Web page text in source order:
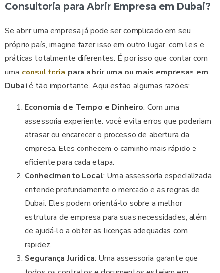
Consultoria para Abrir Empresa em Dubai?
Se abrir uma empresa já pode ser complicado em seu
próprio país, imagine fazer isso em outro lugar, com leis e
práticas totalmente diferentes. É por isso que contar com
uma consultoria para abrir uma ou mais empresas em
Dubai é tão importante. Aqui estão algumas razões:
Economia de Tempo e Dinheiro: Com uma
assessoria experiente, você evita erros que poderiam
atrasar ou encarecer o processo de abertura da
empresa. Eles conhecem o caminho mais rápido e
eficiente para cada etapa.
Conhecimento Local: Uma assessoria especializada
entende profundamente o mercado e as regras de
Dubai. Eles podem orientá-lo sobre a melhor
estrutura de empresa para suas necessidades, além
de ajudá-lo a obter as licenças adequadas com
rapidez.
Segurança Jurídica: Uma assessoria garante que